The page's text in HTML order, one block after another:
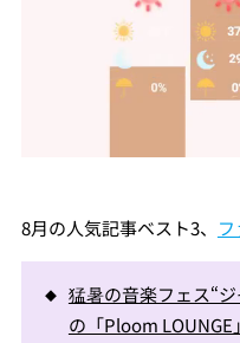
8月の人気記事ベスト3、
猛暑の音楽フェス“
の「Ploom